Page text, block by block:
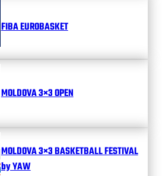
FIBA EUROBASKET
MOLDOVA 3×3 OPEN
MOLDOVA 3×3 BASKETBALL FESTIVAL
by YAW